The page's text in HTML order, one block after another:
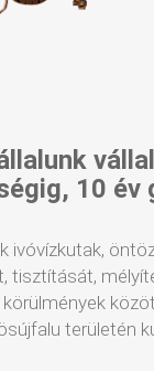
10 év
ivóvízkutak,
tisztítását,
körülmények
területén